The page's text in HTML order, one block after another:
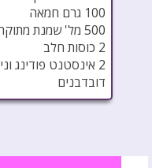
100 גרם חמאה
500 מל' שמנת מתוקה
2 כוסות חלב
2 אינסטנט פודינג וניל
דובדבנים